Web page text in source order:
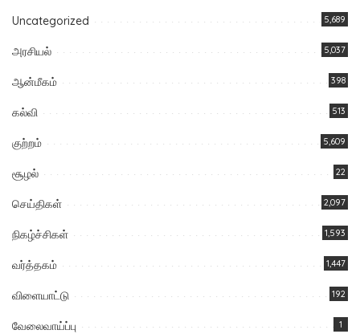
Uncategorized 5,689
அரசியல் 5,037
ஆன்மீகம் 398
கல்வி 513
குற்றம் 5,609
சூழல் 22
செய்திகள் 2,097
நிகழ்ச்சிகள் 1,593
வர்த்தகம் 1,447
விளையாட்டு 192
வேலைவாய்ப்பு 1